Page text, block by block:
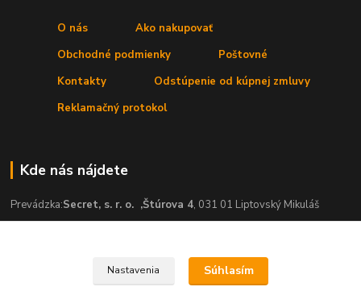
O nás
Ako nakupovať
Obchodné podmienky
Poštovné
Kontakty
Odstúpenie od kúpnej zmluvy
Reklamačný protokol
Kde nás nájdete
Prevádzka:Secret, s. r. o. ,Štúrova 4, 031 01 Liptovský Mikuláš
Nastavenia Súhlasím